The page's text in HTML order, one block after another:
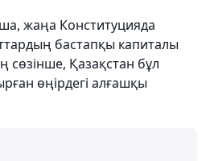
жаңа Конституцияда
бастапқы капиталы
сөзінше, Қазақстан бұл
өңірдегі алғашқы